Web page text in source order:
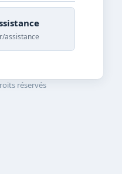
assistance
réservés